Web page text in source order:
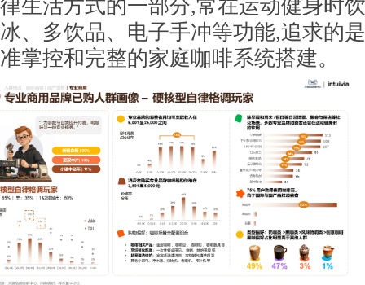
律生活方式的一部分,常在运动健身时
冰、多饮品、电子手冲等功能,追求的
准掌控和完整的家庭咖啡系统搭建。